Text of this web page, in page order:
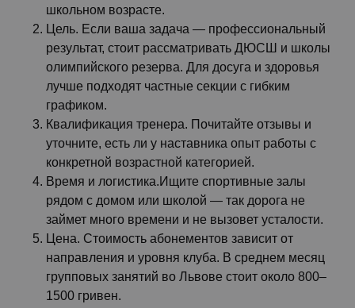
школьном возрасте.
Цель. Если ваша задача — профессиональный
результат, стоит рассматривать ДЮСШ и школы
олимпийского резерва. Для досуга и здоровья
лучше подходят частные секции с гибким
графиком.
Квалификация тренера. Почитайте отзывы и
уточните, есть ли у наставника опыт работы с
конкретной возрастной категорией.
Время и логистика.Ищите спортивные залы
рядом с домом или школой — так дорога не
займет много времени и не вызовет усталости.
Цена. Стоимость абонементов зависит от
направления и уровня клуба. В среднем месяц
групповых занятий во Львове стоит около 800–
1500 гривен.